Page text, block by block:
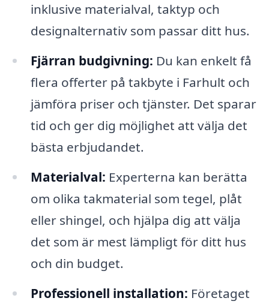
inklusive materialval, taktyp och
designalternativ som passar ditt hus.
Fjärran budgivning: Du kan enkelt få
flera offerter på takbyte i Farhult och
jämföra priser och tjänster. Det sparar
tid och ger dig möjlighet att välja det
bästa erbjudandet.
Materialval: Experterna kan berätta
om olika takmaterial som tegel, plåt
eller shingel, och hjälpa dig att välja
det som är mest lämpligt för ditt hus
och din budget.
Professionell installation: Företaget